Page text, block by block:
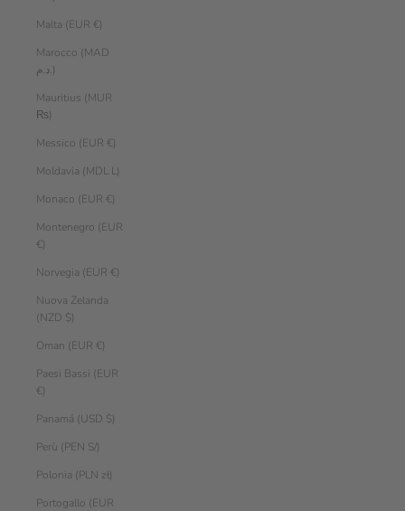
Malta (EUR €)
Marocco (MAD
د.م.)
Mauritius (MUR
₨)
Messico (EUR €)
Moldavia (MDL L)
Monaco (EUR €)
Montenegro (EUR
€)
Norvegia (EUR €)
Nuova Zelanda
(NZD $)
Oman (EUR €)
Paesi Bassi (EUR
€)
Panamá (USD $)
Perù (PEN S/)
Polonia (PLN zł)
Portogallo (EUR